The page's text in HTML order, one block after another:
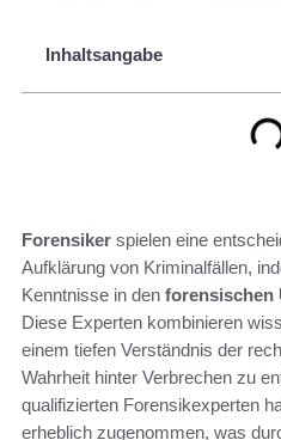
Inhaltsangabe
Forensiker spielen eine
Aufklärung von Kriminalfällen,
Kenntnisse in den forensischen
Diese Experten kombinieren
einem tiefen Verständnis der
Wahrheit hinter Verbrechen zu
qualifizierten Forensikexperten
erheblich zugenommen, was